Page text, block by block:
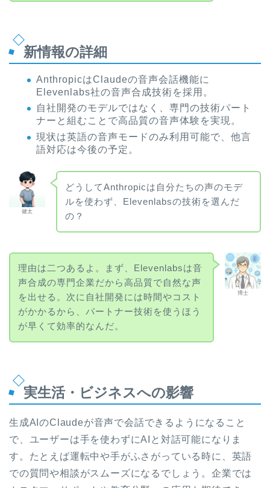
新情報の詳細
AnthropicはClaudeの音声会話機能に
Elevenlabs社の音声合成技術を採用。
自社開発のモデルではなく、専門の技術パート
ナーと組むことで高品質の音声体験を実現。
現状は英語の音声モードのみ利用可能で、他言
語対応は今後の予定。
健太
どうしてAnthropicは自分たちの声のモデ
ルを使わず、Elevenlabsの技術を選んだ
の？
博士
理由は二つあるよ。まず、Elevenlabsは音
声合成の専門企業だから高品質で自然な声
を出せる。次に自社開発には時間やコスト
がかかるから、パートナー技術を使うほう
が早くて効率的なんだ。
実生活・ビジネスへの影響
生成AIのClaudeが音声で会話できるようになること
で、ユーザーは手を使わずにAIと対話可能になりま
す。たとえば運転中や手がふさがっている時に、英語
での質問や相談がスムーズになるでしょう。企業では